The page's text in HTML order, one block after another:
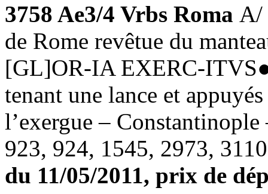
3758 Ae3/4 Vrbs Roma A/
de Rome revêtue du
[GL]OR-IA EXERC-
tenant une lance et
l’exergue –
923, 924, 1545, 2973,
du 11/05/2011, prix de